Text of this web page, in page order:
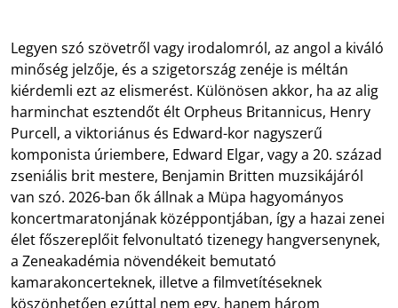
Legyen szó szövetről vagy irodalomról, az angol a kiváló
minőség jelzője, és a szigetország zenéje is méltán
kiérdemli ezt az elismerést. Különösen akkor, ha az alig
harminchat esztendőt élt Orpheus Britannicus, Henry
Purcell, a viktoriánus és Edward-kor nagyszerű
komponista úriembere, Edward Elgar, vagy a 20. század
zseniális brit mestere, Benjamin Britten muzsikájáról
van szó. 2026-ban ők állnak a Müpa hagyományos
koncertmaratonjának középpontjában, így a hazai zenei
élet főszereplőit felvonultató tizenegy hangversenynek,
a Zeneakadémia növendékeit bemutató
kamarakoncerteknek, illetve a filmvetítéseknek
köszönhetően ezúttal nem egy, hanem három